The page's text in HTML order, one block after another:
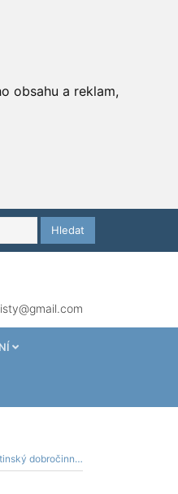
obsahu a reklam,
Hledat
Krumlovská 11 – Svatomartinský dobročinný běh